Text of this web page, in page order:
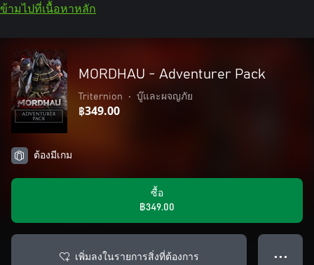
ข้ามไปที่เนื้อหาหลัก
MORDHAU - Adventurer Pack
Triternion • บู๊และผจญภัย
฿349.00
ต้องมีเกม
ซื้อ
฿349.00
เพิ่มลงในรายการสิ่งที่ต้องการ ● ● ●